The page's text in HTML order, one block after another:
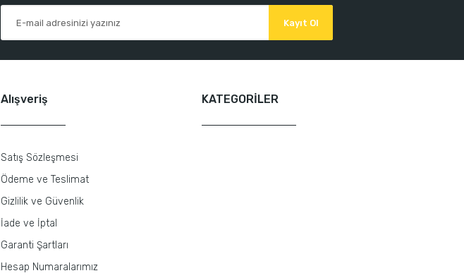
Kayıt Ol
Alışveriş
Satış Sözleşmesi
Ödeme ve Teslimat
Gizlilik ve Güvenlik
İade ve İptal
Garanti Şartları
Hesap Numaralarımız
KATEGORİLER